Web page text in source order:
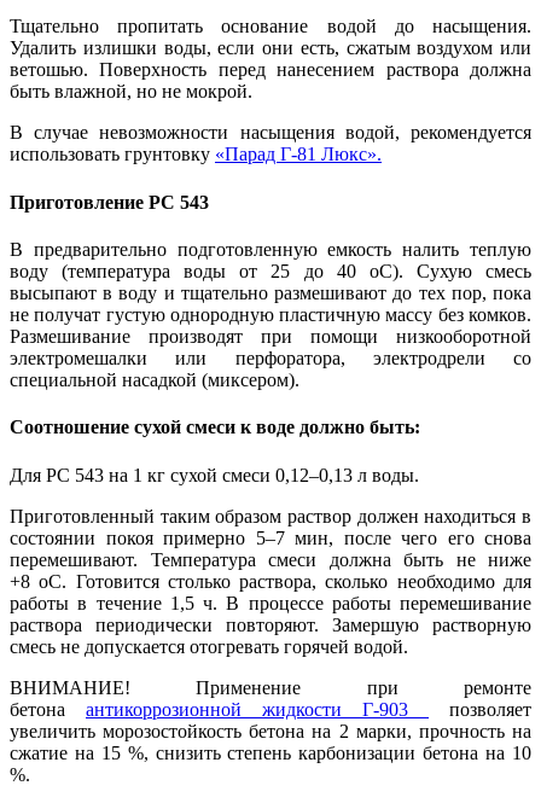
Тщательно пропитать основание водой до насыщения.
Удалить излишки воды, если они есть, сжатым воздухом или
ветошью. Поверхность перед нанесением раствора должна
быть влажной, но не мокрой.
В случае невозможности насыщения водой, рекомендуется
использовать грунтовку «Парад Г-81 Люкс».
Приготовление РС 543
В предварительно подготовленную емкость налить теплую
воду (температура воды от 25 до 40 оС). Сухую смесь
высыпают в воду и тщательно размешивают до тех пор, пока
не получат густую однородную пластичную массу без комков.
Размешивание производят при помощи низкооборотной
электромешалки или перфоратора, электродрели со
специальной насадкой (миксером).
Соотношение сухой смеси к воде должно быть:
Для РС 543 на 1 кг сухой смеси 0,12–0,13 л воды.
Приготовленный таким образом раствор должен находиться в
состоянии покоя примерно 5–7 мин, после чего его снова
перемешивают. Температура смеси должна быть не ниже
+8 оС. Готовится столько раствора, сколько необходимо для
работы в течение 1,5 ч. В процессе работы перемешивание
раствора периодически повторяют. Замершую растворную
смесь не допускается отогревать горячей водой.
ВНИМАНИЕ! Применение при ремонте
бетона антикоррозионной жидкости Г-903
позволяет
увеличить морозостойкость бетона на 2 марки, прочность на
сжатие на 15 %, снизить степень карбонизации бетона на 10
%.